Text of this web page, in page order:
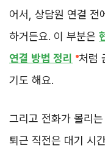
어서, 상담원 연결 전
하거든요. 이 부분은
연결 방법 정리
처럼
기도 해요.
그리고 전화가 몰리
퇴근 직전은 대기 시